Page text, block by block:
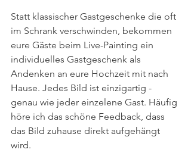
Statt klassischer Gastgeschenke die oft
im Schrank verschwinden, bekommen
eure Gäste beim Live-Painting ein
individuelles Gastgeschenk als
Andenken an eure Hochzeit mit nach
Hause. Jedes Bild ist einzigartig -
genau wie jeder einzelene Gast. Häufig
höre ich das schöne Feedback, dass
das Bild zuhause direkt aufgehängt
wird.